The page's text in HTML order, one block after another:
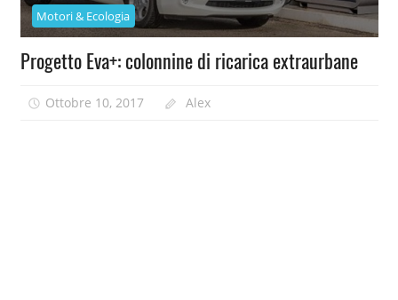
Motori & Ecologia
Progetto Eva+: colonnine di ricarica extraurbane
Ottobre 10, 2017 Alex